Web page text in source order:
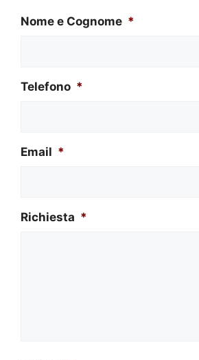
Nome e Cognome *
Telefono *
Email *
Richiesta *